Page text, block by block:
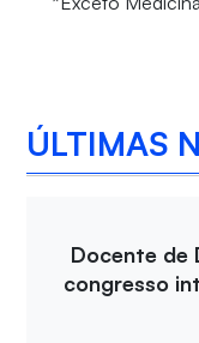
ÚLTIMAS
Docente de
congresso